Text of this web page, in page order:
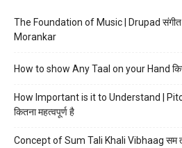
The Foundation of Music | Drupad
Morankar
How to show Any Taal on your Hand
How Important is it to Understand |
कितना महत्वपूर्ण है
Concept of Sum Tali Khali Vibhaag सम